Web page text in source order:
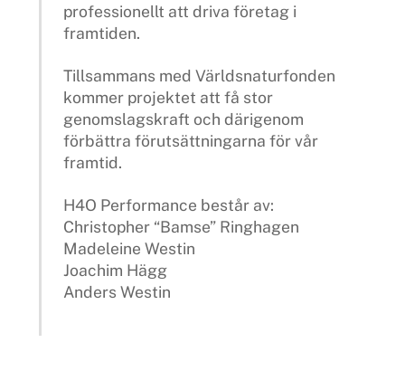
professionellt att driva företag i
framtiden.
Tillsammans med Världsnaturfonden
kommer projektet att få stor
genomslagskraft och därigenom
förbättra förutsättningarna för vår
framtid.
H4O Performance består av:
Christopher “Bamse” Ringhagen
Madeleine Westin
Joachim Hägg
Anders Westin